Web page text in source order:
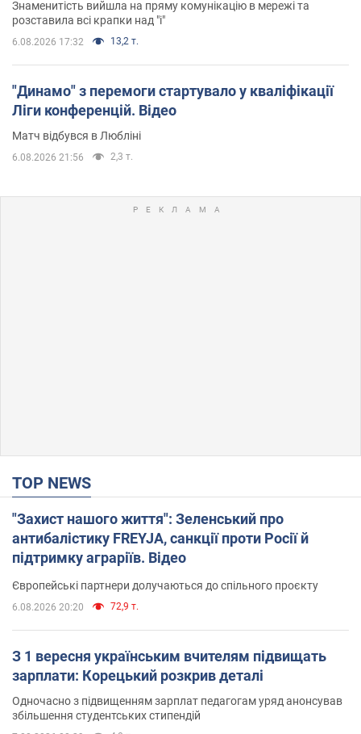
Знаменитість вийшла на пряму комунікацію в мережі та
розставила всі крапки над "і"
6.08.2026 17:32 13,2 т.
"Динамо" з перемоги стартувало у кваліфікації
Ліги конференцій. Відео
Матч відбувся в Любліні
6.08.2026 21:56 2,3 т.
TOP NEWS
"Захист нашого життя": Зеленський про
антибалістику FREYJA, санкції проти Росії й
підтримку аграріїв. Відео
Європейські партнери долучаються до спільного проєкту
6.08.2026 20:20 72,9 т.
З 1 вересня українським вчителям підвищать
зарплати: Корецький розкрив деталі
Одночасно з підвищенням зарплат педагогам уряд анонсував
збільшення студентських стипендій